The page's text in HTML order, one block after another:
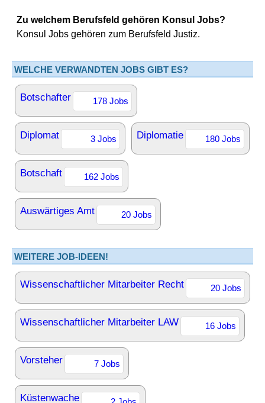
Zu welchem Berufsfeld gehören Konsul Jobs?
Konsul Jobs gehören zum Berufsfeld Justiz.
WELCHE VERWANDTEN JOBS GIBT ES?
Botschafter 178 Jobs
Diplomat 3 Jobs Diplomatie 180 Jobs
Botschaft 162 Jobs
Auswärtiges Amt 20 Jobs
WEITERE JOB-IDEEN!
Wissenschaftlicher Mitarbeiter Recht 20 Jobs
Wissenschaftlicher Mitarbeiter LAW 16 Jobs
Vorsteher 7 Jobs
Küstenwache